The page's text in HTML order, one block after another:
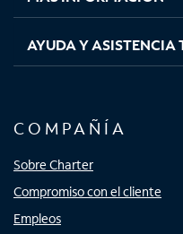
AYUDA Y ASISTENCIA
COMPAÑÍA
Sobre Charter
Compromiso con el cliente
Empleos